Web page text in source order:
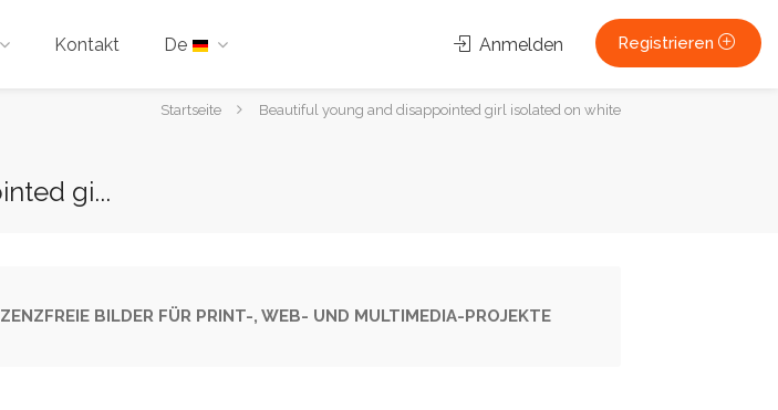
Kontakt De Anmelden Registrieren
Startseite Beautiful young and disappointed girl isolated on white
gi...
BILDER FÜR PRINT-, WEB- UND MULTIMEDIA-PROJEKTE